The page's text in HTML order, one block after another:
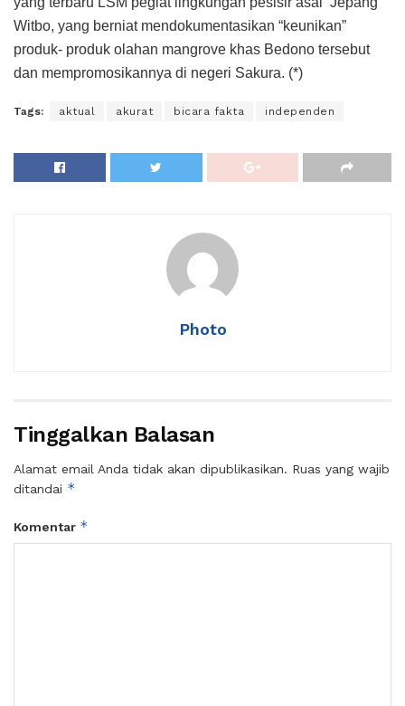
Witbo, yang berniat mendokumentasikan “keunikan”
produk- produk olahan mangrove khas Bedono tersebut
dan mempromosikannya di negeri Sakura. (*)
Tags: aktual akurat bicara fakta independen
Photo
Tinggalkan Balasan
Alamat email Anda tidak akan dipublikasikan. Ruas yang wajib
ditandai *
Komentar *